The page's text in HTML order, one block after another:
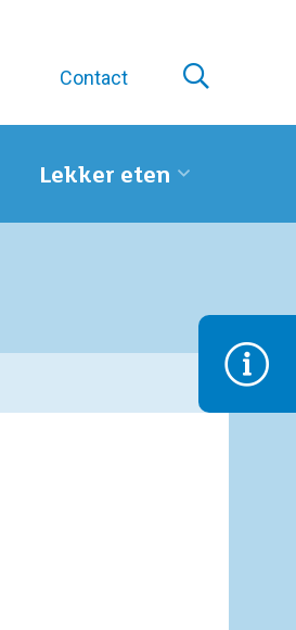
Contact
Lekker eten